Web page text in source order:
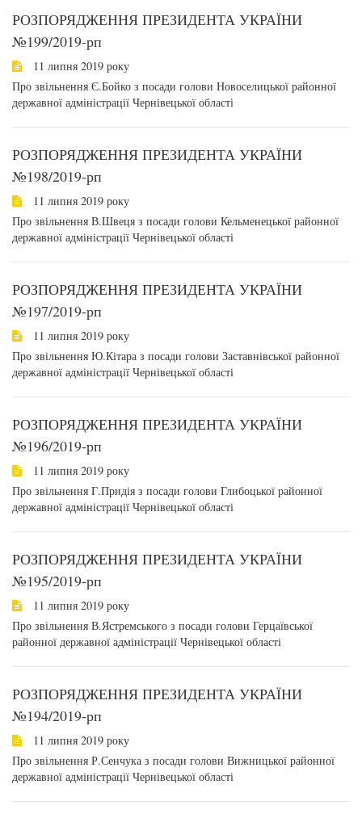
РОЗПОРЯДЖЕННЯ ПРЕЗИДЕНТА УКРАЇНИ
№199/2019-рп
11 липня 2019 року
Про звільнення Є.Бойко з посади голови Новоселицької районної
державної адміністрації Чернівецької області
РОЗПОРЯДЖЕННЯ ПРЕЗИДЕНТА УКРАЇНИ
№198/2019-рп
11 липня 2019 року
Про звільнення В.Швеця з посади голови Кельменецької районної
державної адміністрації Чернівецької області
РОЗПОРЯДЖЕННЯ ПРЕЗИДЕНТА УКРАЇНИ
№197/2019-рп
11 липня 2019 року
Про звільнення Ю.Кітара з посади голови Заставнівської районної
державної адміністрації Чернівецької області
РОЗПОРЯДЖЕННЯ ПРЕЗИДЕНТА УКРАЇНИ
№196/2019-рп
11 липня 2019 року
Про звільнення Г.Придія з посади голови Глибоцької районної
державної адміністрації Чернівецької області
РОЗПОРЯДЖЕННЯ ПРЕЗИДЕНТА УКРАЇНИ
№195/2019-рп
11 липня 2019 року
Про звільнення В.Ястремського з посади голови Герцаївської
районної державної адміністрації Чернівецької області
РОЗПОРЯДЖЕННЯ ПРЕЗИДЕНТА УКРАЇНИ
№194/2019-рп
11 липня 2019 року
Про звільнення Р.Сенчука з посади голови Вижницької районної
державної адміністрації Чернівецької області